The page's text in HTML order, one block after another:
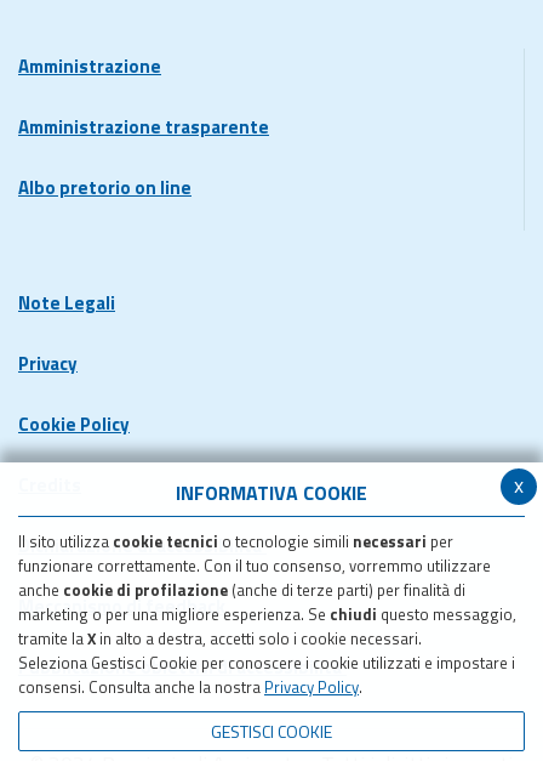
x
INFORMATIVA COOKIE
Il sito utilizza cookie tecnici o tecnologie simili necessari per
funzionare correttamente. Con il tuo consenso, vorremmo utilizzare
anche cookie di profilazione (anche di terze parti) per finalità di
marketing o per una migliore esperienza. Se chiudi questo messaggio,
tramite laX in alto a destra, accetti solo i cookie necessari.
Seleziona Gestisci Cookie per conoscere i cookie utilizzati e impostare i
consensi. Consulta anche la nostra Privacy Policy.
GESTISCI COOKIE
Amministrazione
Amministrazione trasparente
Albo pretorio on line
Note Legali
Privacy
Cookie Policy
Dichiarazione di accessibilita'
Meccanismo di feedback
Pubblicazione obiettivi di accessibilita'